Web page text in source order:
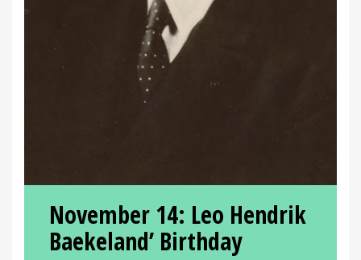
November 14: Leo Hendrik
Baekeland’ Birthday